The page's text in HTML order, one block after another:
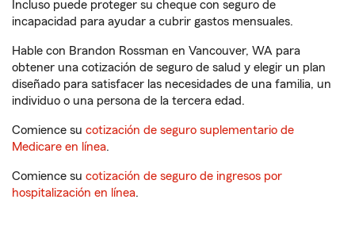
Incluso puede proteger su cheque con seguro de
incapacidad para ayudar a cubrir gastos mensuales.
Hable con Brandon Rossman en Vancouver, WA para
obtener una cotización de seguro de salud y elegir un plan
diseñado para satisfacer las necesidades de una familia, un
individuo o una persona de la tercera edad.
Comience su cotización de seguro suplementario de
Medicare en línea.
Comience su cotización de seguro de ingresos por
hospitalización en línea.